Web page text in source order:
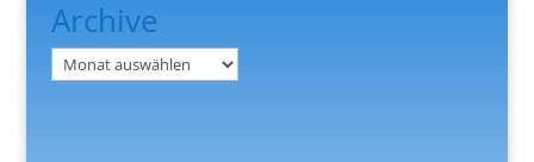
Archive
Archiv